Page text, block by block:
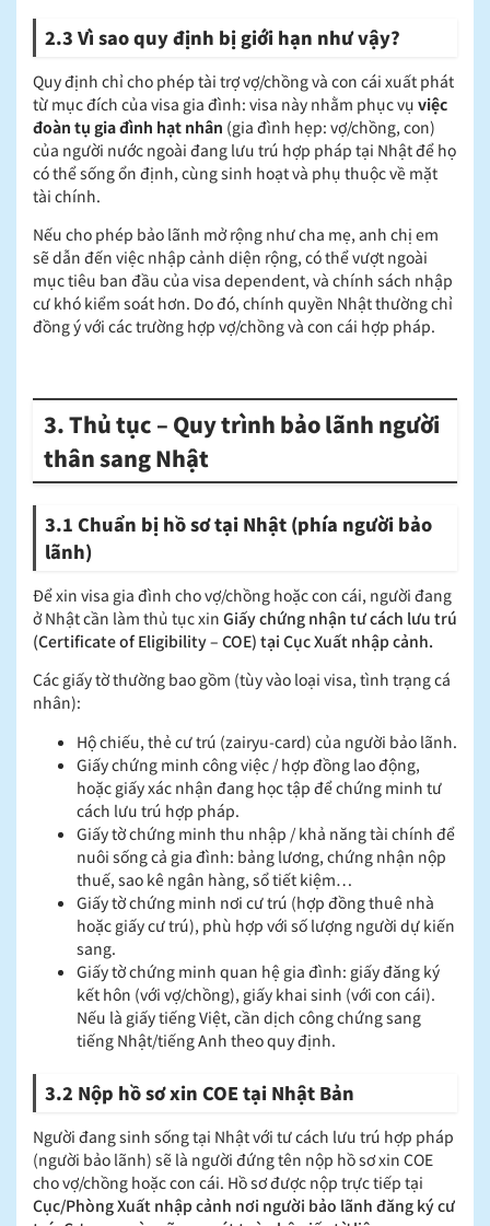
2.3 Vì sao quy định bị giới hạn như vậy?
Quy định chỉ cho phép tài trợ vợ/chồng và con cái xuất phát
từ mục đích của visa gia đình: visa này nhằm phục vụ việc
đoàn tụ gia đình hạt nhân (gia đình hẹp: vợ/chồng, con)
của người nước ngoài đang lưu trú hợp pháp tại Nhật để họ
có thể sống ổn định, cùng sinh hoạt và phụ thuộc về mặt
tài chính.
Nếu cho phép bảo lãnh mở rộng như cha mẹ, anh chị em
sẽ dẫn đến việc nhập cảnh diện rộng, có thể vượt ngoài
mục tiêu ban đầu của visa dependent, và chính sách nhập
cư khó kiểm soát hơn. Do đó, chính quyền Nhật thường chỉ
đồng ý với các trường hợp vợ/chồng và con cái hợp pháp.
3. Thủ tục – Quy trình bảo lãnh người
thân sang Nhật
3.1 Chuẩn bị hồ sơ tại Nhật (phía người bảo
lãnh)
Để xin visa gia đình cho vợ/chồng hoặc con cái, người đang
ở Nhật cần làm thủ tục xin Giấy chứng nhận tư cách lưu trú
(Certificate of Eligibility – COE) tại Cục Xuất nhập cảnh.
Các giấy tờ thường bao gồm (tùy vào loại visa, tình trạng cá
nhân):
Hộ chiếu, thẻ cư trú (zairyu-card) của người bảo lãnh.
Giấy chứng minh công việc / hợp đồng lao động,
hoặc giấy xác nhận đang học tập để chứng minh tư
cách lưu trú hợp pháp.
Giấy tờ chứng minh thu nhập / khả năng tài chính để
nuôi sống cả gia đình: bảng lương, chứng nhận nộp
thuế, sao kê ngân hàng, sổ tiết kiệm…
Giấy tờ chứng minh nơi cư trú (hợp đồng thuê nhà
hoặc giấy cư trú), phù hợp với số lượng người dự kiến
sang.
Giấy tờ chứng minh quan hệ gia đình: giấy đăng ký
kết hôn (với vợ/chồng), giấy khai sinh (với con cái).
Nếu là giấy tiếng Việt, cần dịch công chứng sang
tiếng Nhật/tiếng Anh theo quy định.
3.2 Nộp hồ sơ xin COE tại Nhật Bản
Người đang sinh sống tại Nhật với tư cách lưu trú hợp pháp
(người bảo lãnh) sẽ là người đứng tên nộp hồ sơ xin COE
cho vợ/chồng hoặc con cái. Hồ sơ được nộp trực tiếp tại
Cục/Phòng Xuất nhập cảnh nơi người bảo lãnh đăng ký cư